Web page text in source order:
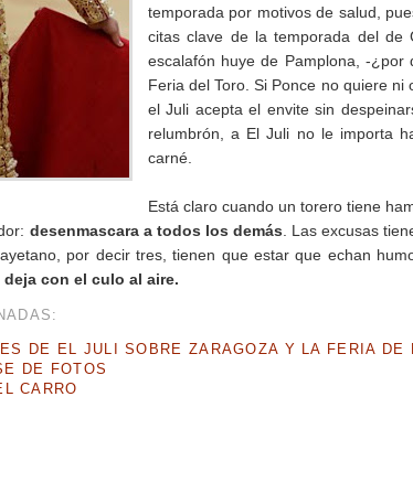
temporada por motivos de salud,
citas clave de la temporada del de
escalafón huye de Pamplona, -
Feria del Toro. Si Ponce no quiere
el Juli acepta el envite sin
relumbrón, a El Juli no le importa
carné.
Está claro cuando un torero tiene
desenmascara a todos los demás . Las excusas
por decir tres, tienen que estar que echan
con el culo al aire.
DE EL JULI SOBRE ZARAGOZA Y LA FERIA DE
DE FOTOS
CARRO